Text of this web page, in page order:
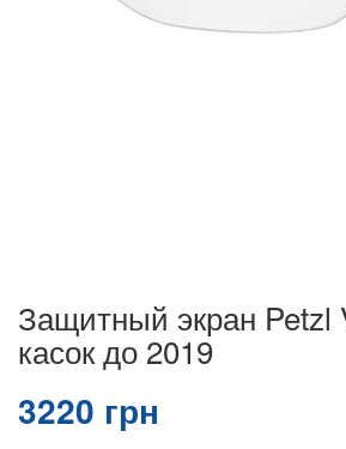
Защитный экран Petzl
касок до 2019
3220 грн